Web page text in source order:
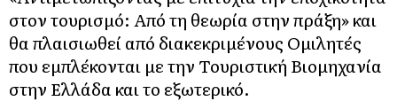
στον τουρισμό: Από τη θεωρία στην πράξη» και
θα πλαισιωθεί από διακεκριμένους Ομιλητές
που εμπλέκονται με την Τουριστική Βιομηχανία
στην Ελλάδα και το εξωτερικό.